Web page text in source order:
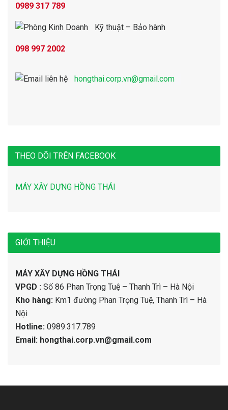
0989 317 789
Kỹ thuật – Bảo hành
098 997 2002
hongthai.corp.vn@gmail.com
THEO DÕI TRÊN FACEBOOK
MÁY XÂY DỰNG HỒNG THÁI
GIỚI THIỆU
MÁY XÂY DỰNG HỒNG THÁI
VPGD : Số 86 Phan Trọng Tuệ – Thanh Trì – Hà Nội
Kho hàng: Km1 đường Phan Trọng Tuệ, Thanh Trì – Hà
Nội
Hotline: 0989.317.789
Email: hongthai.corp.vn@gmail.com